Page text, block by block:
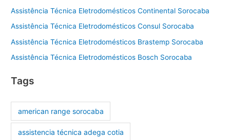
Assistência Técnica Eletrodomésticos Continental Sorocaba
Assistência Técnica Eletrodomésticos Consul Sorocaba
Assistência Técnica Eletrodomésticos Brastemp Sorocaba
Assistência Técnica Eletrodomésticos Bosch Sorocaba
Tags
american range sorocaba
assistencia técnica adega cotia